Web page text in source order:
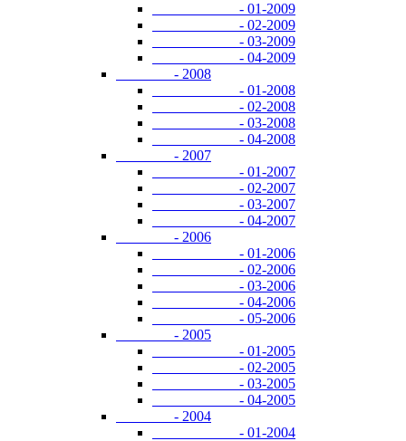
- 01-2009
- 02-2009
- 03-2009
- 04-2009
- 2008
- 01-2008
- 02-2008
- 03-2008
- 04-2008
- 2007
- 01-2007
- 02-2007
- 03-2007
- 04-2007
- 2006
- 01-2006
- 02-2006
- 03-2006
- 04-2006
- 05-2006
- 2005
- 01-2005
- 02-2005
- 03-2005
- 04-2005
- 2004
- 01-2004